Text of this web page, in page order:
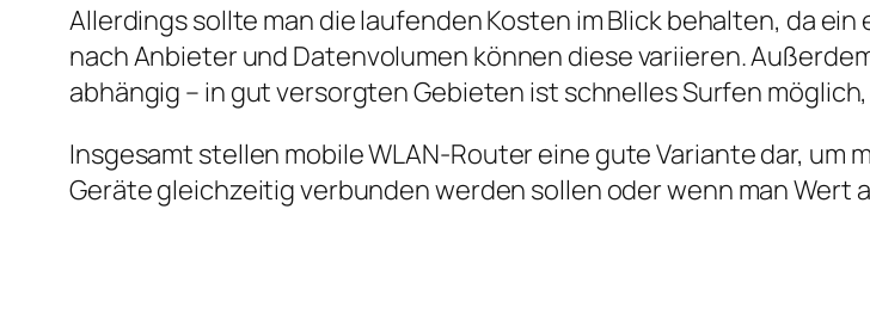
Allerdings sollte man die laufenden Kosten im Blick behalten, da
nach Anbieter und Datenvolumen können diese variieren.
abhängig – in gut versorgten Gebieten ist schnelles Surfen
Insgesamt stellen mobile WLAN‑Router eine gute Variante dar,
Geräte gleichzeitig verbunden werden sollen oder wenn man Wert